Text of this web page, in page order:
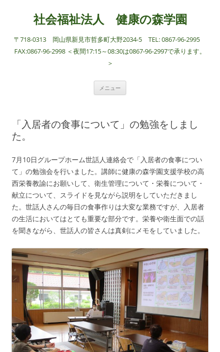
社会福祉法人 健康の森学園
〒718-0313 岡山県新見市哲多町大野2034-5 TEL: 0867-96-2995
FAX:0867-96-2998 ＜夜間17:15～08:30は0867-96-2997で承ります。
＞
メニュー
ス
「入居者の食事について」の勉強をしまし
た。
7月10日グループホーム世話人連絡会で「入居者の食事につい
て」の勉強会を行いました。講師に健康の森学園支援学校の高
西栄養教諭にお願いして、衛生管理について・栄養について・
献立について、スライドを見ながら説明をしていただきまし
た。世話人さんの毎日の食事作りは大変な業務ですが、入居者
の生活においてはとても重要な部分です。栄養や衛生面での話
を聞きながら、世話人の皆さんは真剣にメモをしていました。